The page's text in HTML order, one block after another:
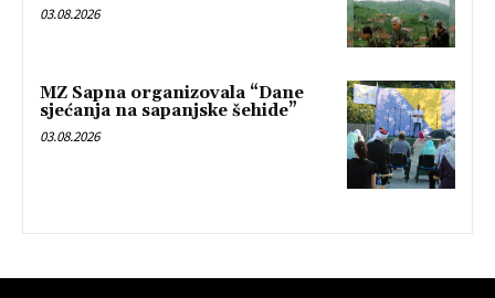
03.08.2026
MZ Sapna organizovala “Dane
sjećanja na sapanjske šehide”
03.08.2026